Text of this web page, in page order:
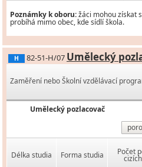
Poznámky k oboru:žáci mohou získat
probíhá mimo obec, kde sídlí škola.
H 82-51-H/07 Umělecký
Zaměření nebo Školní vzdělávací
Umělecký pozlacovač
Délka studia Forma studia Počet